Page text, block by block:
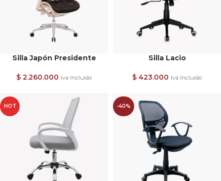
Silla Japón Presidente
$ 2.260.000 Iva Incluido
Silla Lacio
$ 423.000 Iva Incluido
HOT -40%